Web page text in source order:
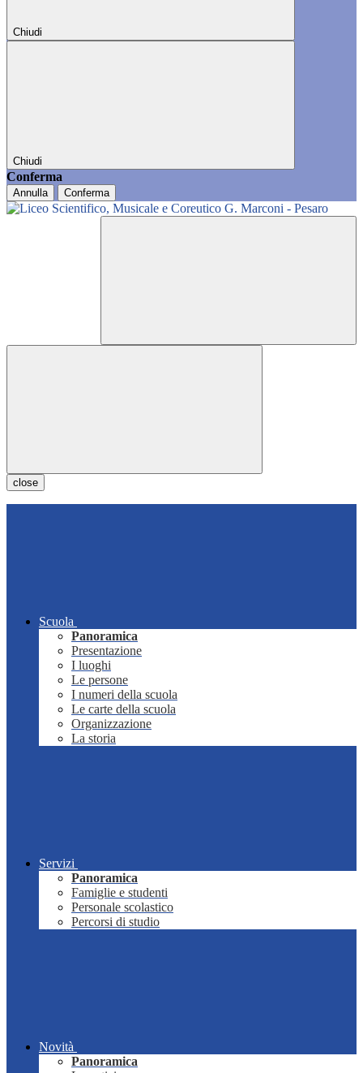
Chiudi
Chiudi
Conferma
Annulla Conferma
close
Scuola
Panoramica
Presentazione
I luoghi
Le persone
I numeri della scuola
Le carte della scuola
Organizzazione
La storia
Servizi
Panoramica
Famiglie e studenti
Personale scolastico
Percorsi di studio
Novità
Panoramica